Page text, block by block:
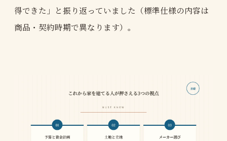
得できた」と振り返っていました（標準仕様の内容は
商品・契約時期で異なります）。